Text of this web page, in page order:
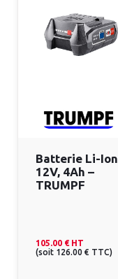
Batterie Li-Ion
12V, 4Ah –
TRUMPF
105.00 € HT
(soit 126.00 € TTC)